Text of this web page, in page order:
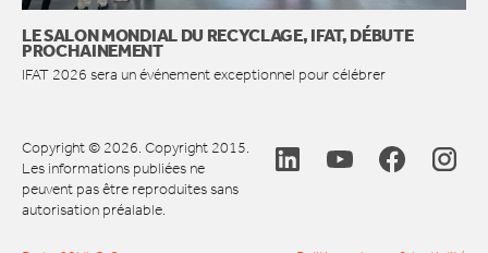
LE SALON MONDIAL DU RECYCLAGE, IFAT, DÉBUTE
PROCHAINEMENT
IFAT 2026 sera un événement exceptionnel pour célébrer
Copyright © 2026. Copyright 2015.
Les informations publiées ne
peuvent pas être reproduites sans
autorisation préalable.